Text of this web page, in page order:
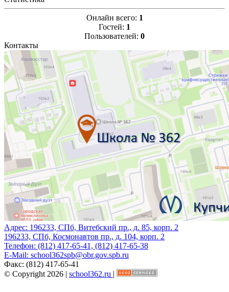
Онлайн всего: 1
Гостей: 1
Пользователей: 0
Контакты
Адрес: 196233, СПб, Витебский пр., д. 85, корп. 2
196233, СПб, Космонавтов пр., д. 104, корп. 2
Телефон: (812) 417-65-41, (812) 417-65-38
E-Mail: school362spb@obr.gov.spb.ru
Факс: (812) 417-65-41
© Copyright 2026 | school362.ru |